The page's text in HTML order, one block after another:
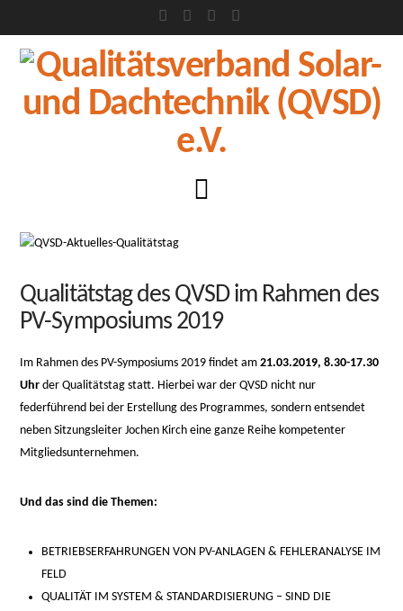
Qualitätstag des QVSD im Rahmen des
PV-Symposiums 2019
Im Rahmen des PV-Symposiums 2019 findet am21.03.2019, 8.30-17.30
Uhr der Qualitätstag statt. Hierbei war der QVSD nicht nur
federführend bei der Erstellung des Programmes, sondern entsendet
neben Sitzungsleiter Jochen Kirch eine ganze Reihe kompetenter
Mitgliedsunternehmen.
Und das sind die Themen:
BETRIEBSERFAHRUNGEN VON PV-ANLAGEN & FEHLERANALYSE IM
FELD
QUALITÄT IM SYSTEM & STANDARDISIERUNG – SIND DIE